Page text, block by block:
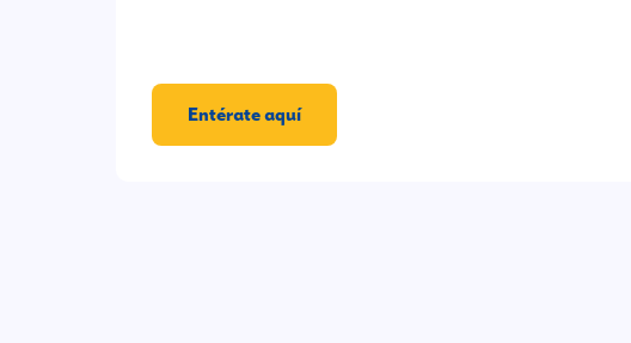
Entérate aquí